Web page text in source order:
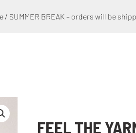
/ SUMMER BREAK – orders will be
FEEL THE